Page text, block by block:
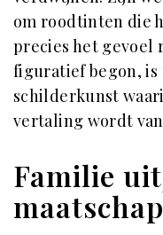
om roodtinten die
precies het gevoel
figuratief begon,
schilderkunst
vertaling wordt
Familie